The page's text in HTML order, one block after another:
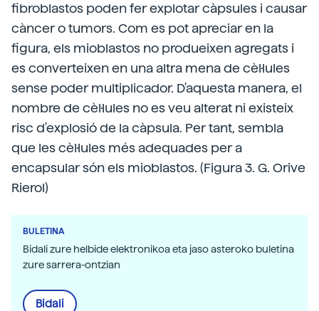
fibroblastos poden fer explotar càpsules i causar
càncer o tumors. Com es pot apreciar en la
figura, els mioblastos no produeixen agregats i
es converteixen en una altra mena de cèl·lules
sense poder multiplicador. D'aquesta manera, el
nombre de cèl·lules no es veu alterat ni existeix
risc d'explosió de la càpsula. Per tant, sembla
que les cèl·lules més adequades per a
encapsular són els mioblastos. (Figura 3. G. Orive
Rierol)
BULETINA
Bidali zure helbide elektronikoa eta jaso asteroko buletina
zure sarrera-ontzian
Bidali